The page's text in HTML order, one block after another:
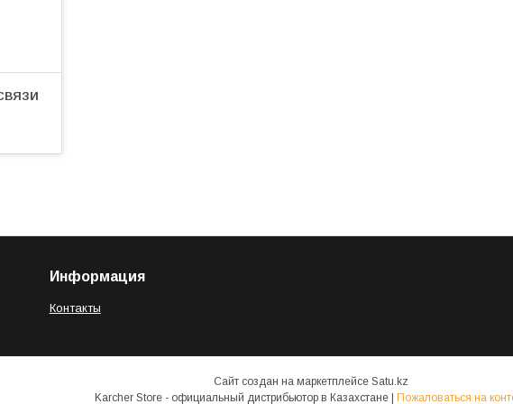
Информация
Контакты
Сайт создан на маркетплейсе Satu.kz
Пожаловаться на